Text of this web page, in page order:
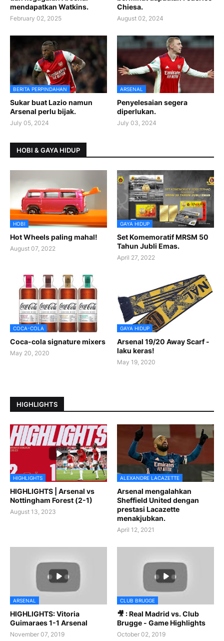
mendapatkan Watkins.
February 02, 2025
Chiesa.
August 02, 2024
BERITA PERPINDAHAN
Sukar buat Lazio namun
Arsenal perlu bijak.
July 05, 2024
ARSENAL
Penyelesaian segera
diperlukan.
July 03, 2024
HOBI & GAYA HIDUP
HOBI
Hot Wheels paling mahal!
August 07, 2022
GAYA HIDUP
Set Komemoratif MRSM 50
Tahun Jubli Emas.
April 27, 2022
COCA-COLA
Coca-cola signature mixers
May 20, 2020
GAYA HIDUP
Arsenal 19/20 Away Scarf -
laku keras!
May 19, 2020
HIGHLIGHTS
HIGHLIGHTS
HIGHLIGHTS | Arsenal vs
Nottingham Forest (2-1)
August 13, 2023
ALEXANDRE LACAZETTE
Arsenal mengalahkan
Sheffield United dengan
prestasi Lacazette
menakjubkan.
April 12, 2021
ARSENAL
HIGHLIGHTS: Vitoria
Guimaraes 1-1 Arsenal
November 07, 2019
CLUB BRUGGE
🎥 : Real Madrid vs. Club
Brugge - Game Highlights
October 02, 2019